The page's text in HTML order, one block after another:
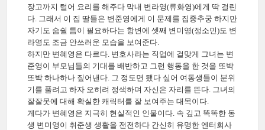
장고까지 털어 요리를 해주다 막내 변라영(류화영)에게 딱 걸린
다. 그래서 이 집 딸들은 변준영에게 이 문제를 집중추궁 하지만
자기도 숨쉴 틈이 필요하다는 항변에 셋째 변미영(정소민)도 변
라영도 조금 안쓰러운 모습을 보여준다.
하지만 변혜영은 다르다. 변호사라는 직업에 걸맞게 그녀는 변
준영이 부모님들의 기대를 배반하고 그런 행동을 한 것을 또박
또박 하나하나 짚어낸다. 그 정도면 됐다 싶어 여동생들이 분위
기를 풀려고 하자 오히려 정색하며 자신은 자리를 뜬다. 그녀의
잘잘못에 대해 확실한 캐릭터를 잘 보여주는 대목이다.
게다가 변혜영은 지극히 현실적인 인물이다. 속 깊고 똑똑한 동
생 변미영이 취준생 생활을 전전하다 간신히 유명한 엔터회사